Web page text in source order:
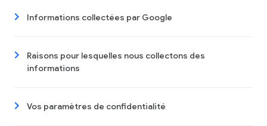
Informations collectées par Google
Raisons pour lesquelles nous collectons des
informations
Vos paramètres de confidentialité